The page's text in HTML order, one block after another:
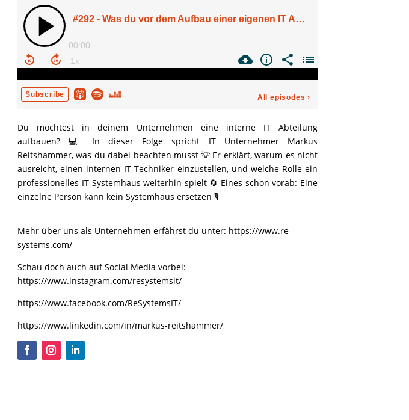
Du möchtest in deinem Unternehmen eine interne IT Abteilung
aufbauen? 💻 In dieser Folge spricht IT Unternehmer Markus
Reitshammer, was du dabei beachten musst 💡 Er erklärt, warum es nicht
ausreicht, einen internen IT-Techniker einzustellen, und welche Rolle ein
professionelles IT-Systemhaus weiterhin spielt 🔄 Eines schon vorab: Eine
einzelne Person kann kein Systemhaus ersetzen 🎙️
Mehr über uns als Unternehmen erfährst du unter: https://www.re-
systems.com/
Schau doch auch auf Social Media vorbei:
https://www.instagram.com/resystemsit/
https://www.facebook.com/ReSystemsIT/
https://www.linkedin.com/in/markus-reitshammer/